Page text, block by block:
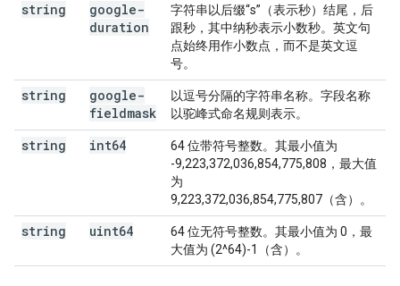
string
google-
duration
字符串以后缀“s”（表示秒）结尾，后
跟秒，其中纳秒表示小数秒。英文句
点始终用作小数点，而不是英文逗
号。
string
google-
fieldmask
以逗号分隔的字符串名称。字段名称
以驼峰式命名规则表示。
string int64
64 位带符号整数。其最小值为
-9,223,372,036,854,775,808，最大值
为
9,223,372,036,854,775,807（含）。
string uint64
64 位无符号整数。其最小值为 0，最
大值为 (2^64)-1（含）。